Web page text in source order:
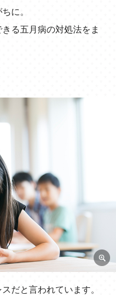
に。
る五月病の対処法をま
だと言われています。